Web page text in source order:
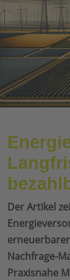
Der Artikel
Nachfrage-
Praxisnahe